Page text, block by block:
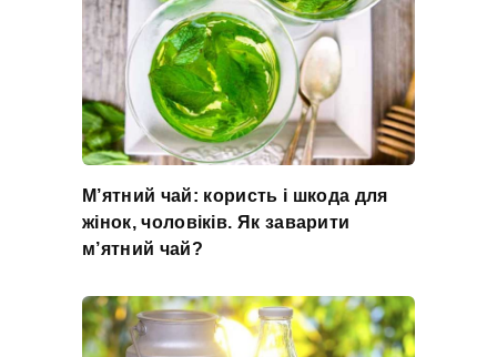
М’ятний чай: користь і шкода для
жінок, чоловіків. Як заварити
м’ятний чай?